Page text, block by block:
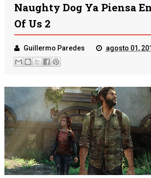
Naughty Dog Ya Piensa
Of Us 2
Guillermo Paredes agosto 01,